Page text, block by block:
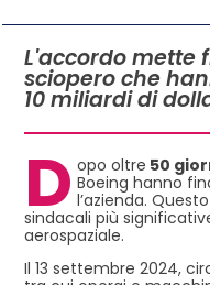
L'accordo mette
sciopero che
10 miliardi di
D opo oltre 50
Boeing hanno
l’azienda.
sindacali più
aerospaziale.
Il 13 settembre 2024,